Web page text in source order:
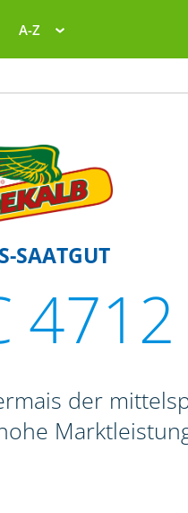
A-Z
SAATGUT
4712
der